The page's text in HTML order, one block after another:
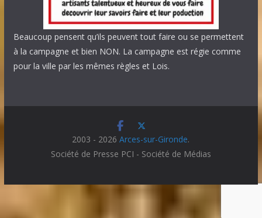
Beaucoup pensent qu’ils peuvent tout faire ou se permettent
à la campagne et bien NON. La campagne est régie comme
pour la ville par les mêmes règles et Lois.
2003 - 2026Arces-sur-Gironde.
Société de Presse PCI - Société de Médias